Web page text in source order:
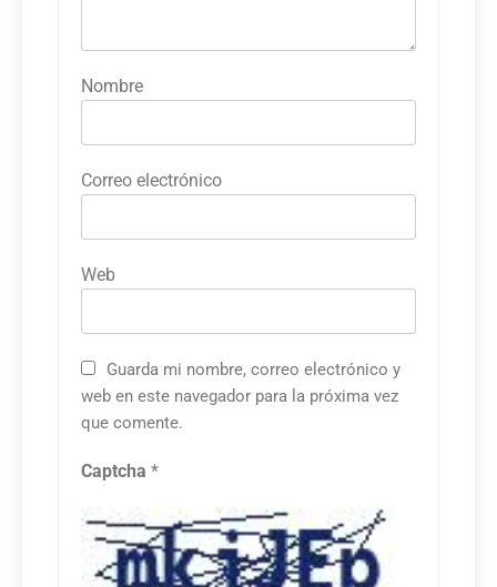
Nombre
Correo electrónico
Web
Guarda mi nombre, correo electrónico y
web en este navegador para la próxima vez
que comente.
Captcha *